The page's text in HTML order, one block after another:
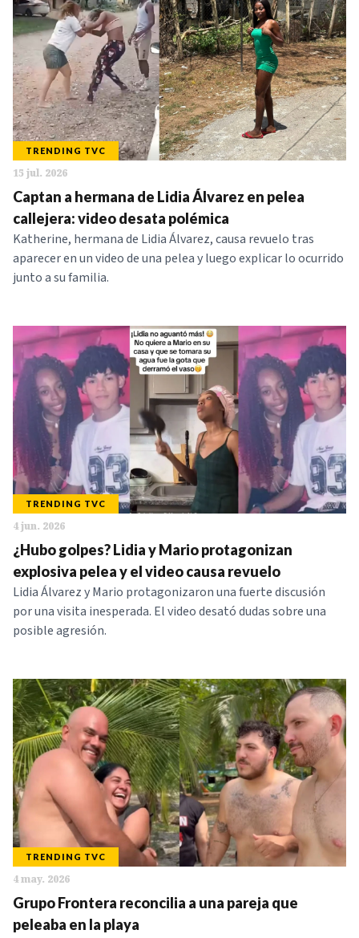
TRENDING TVC
15 jul. 2026
Captan a hermana de Lidia Álvarez en pelea
callejera: video desata polémica
Katherine, hermana de Lidia Álvarez, causa revuelo tras
aparecer en un video de una pelea y luego explicar lo ocurrido
junto a su familia.
TRENDING TVC
4 jun. 2026
¿Hubo golpes? Lidia y Mario protagonizan
explosiva pelea y el video causa revuelo
Lidia Álvarez y Mario protagonizaron una fuerte discusión
por una visita inesperada. El video desató dudas sobre una
posible agresión.
TRENDING TVC
4 may. 2026
Grupo Frontera reconcilia a una pareja que
peleaba en la playa